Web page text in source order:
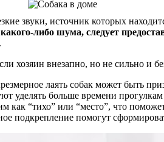
звуки, источник которых
либо шума, следует
хозяин внезапно, но не сильно и
лаять собак может быть
уделять больше времени
как “тихо” или “место”, что
подкрепление помогут